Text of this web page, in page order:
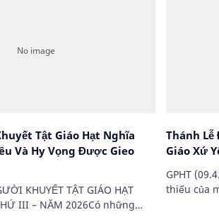
Tật Giáo Hạt Nghĩa
Và Hy Vọng Được Gieo
KHUYẾT TẬT GIÁO HẠT
III – NĂM 2026Có những
Thánh
Giáo Xứ
GPHT
thiếu của